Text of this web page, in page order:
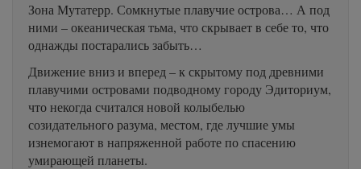
Зона Мутатерр. Сомкнутые плавучие острова… А под
ними – океаническая тьма, что скрывает в себе то, что
однажды постарались забыть…
Движение вниз и вперед – к скрытому под древними
плавучими островами подводному городу Эдиториум,
что некогда считался новой колыбелью
созидательного разума, местом, где лучшие умы
изнемогают в напряженной работе по спасению
умирающей планеты.